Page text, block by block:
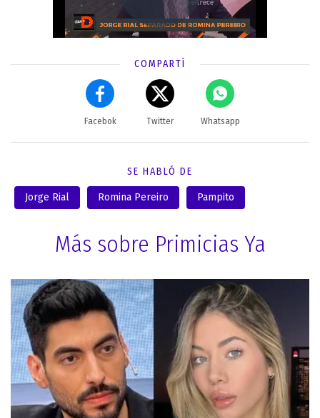
COMPARTÍ
Facebok Twitter Whatsapp
SE HABLÓ DE
Jorge Rial Romina Pereiro Pampito
Más sobre Primicias Ya